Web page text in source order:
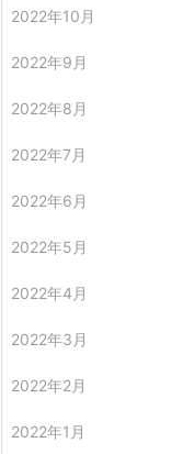
2022年10月
2022年9月
2022年8月
2022年7月
2022年6月
2022年5月
2022年4月
2022年3月
2022年2月
2022年1月